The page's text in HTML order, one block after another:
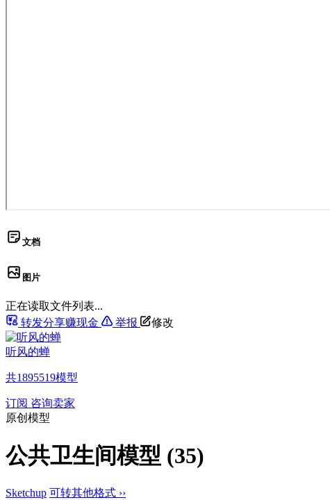
文档
图片
正在读取文件列表...
转发分享赚现金
举报 修改
听风的蝉
共1895519模型
订阅 咨询卖家
原创模型
公共卫生间模型 (35)
Sketchup 可转其他格式 ››